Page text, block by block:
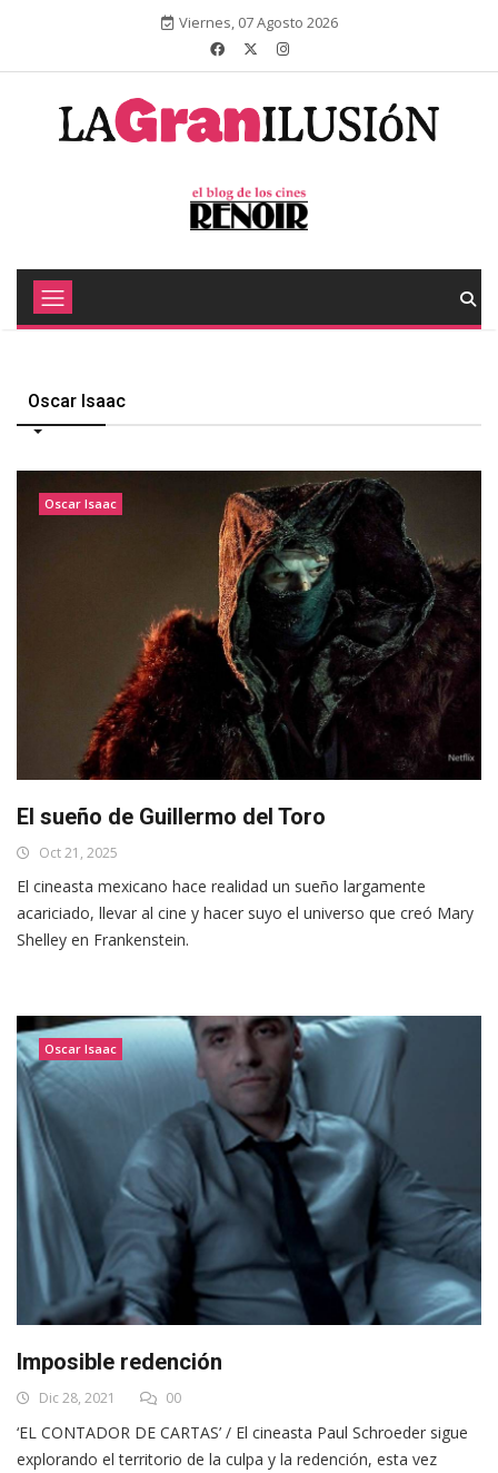
Viernes, 07 Agosto 2026
Oscar Isaac
Oscar Isaac
El sueño de Guillermo del Toro
Oct 21, 2025
El cineasta mexicano hace realidad un sueño largamente
acariciado, llevar al cine y hacer suyo el universo que creó Mary
Shelley en Frankenstein.
Oscar Isaac
Imposible redención
Dic 28, 2021 00
‘EL CONTADOR DE CARTAS’ / El cineasta Paul Schroeder sigue
explorando el territorio de la culpa y la redención, esta vez